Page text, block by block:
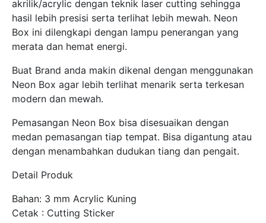
akrilik/acrylic dengan teknik laser cutting sehingga
hasil lebih presisi serta terlihat lebih mewah. Neon
Box ini dilengkapi dengan lampu penerangan yang
merata dan hemat energi.
Buat Brand anda makin dikenal dengan menggunakan
Neon Box agar lebih terlihat menarik serta terkesan
modern dan mewah.
Pemasangan Neon Box bisa disesuaikan dengan
medan pemasangan tiap tempat. Bisa digantung atau
dengan menambahkan dudukan tiang dan pengait.
Detail Produk
Bahan: 3 mm Acrylic Kuning
Cetak : Cutting Sticker